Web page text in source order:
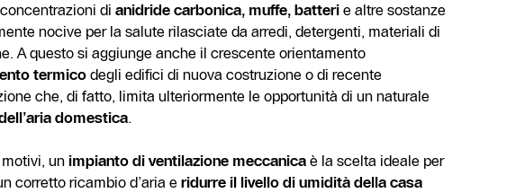
di anidride carbonica, muffe, batterie altre sostanze
nocive per la salute rilasciate da arredi, detergenti, materiali di
A questo si aggiunge anche il crescente orientamento
termicodegli edifici di nuova costruzione o di recente
che, di fatto, limita ulteriormente le opportunità di un naturale
domestica.
unimpianto di ventilazione meccanicaè la scelta ideale per
corretto ricambio d’aria e ridurre il livello di umidità della casa